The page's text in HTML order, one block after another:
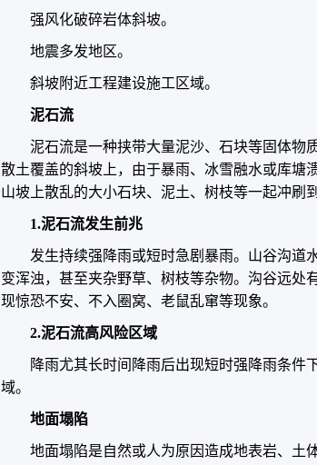
强风化破碎岩体斜坡。
地震多发地区。
斜坡附近工程建设施工区域。
泥石流
泥石流是一种挟带大量泥沙、石块等固体物
散土覆盖的斜坡上，由于暴雨、冰雪融水或库塘
山坡上散乱的大小石块、泥土、树枝等一起冲刷
1.泥石流发生前兆
发生持续强降雨或短时急剧暴雨。山谷沟道
变浑浊，甚至夹杂野草、树枝等杂物。沟谷远处
现惊恐不安、不入圈窝、老鼠乱窜等现象。
2.泥石流高风险区域
降雨尤其长时间降雨后出现短时强降雨条件
域。
地面塌陷
地面塌陷是自然或人为原因造成地表岩、土